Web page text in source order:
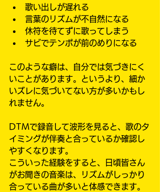
歌い出しが遅れる
言葉のリズムが不自然になる
休符を待てずに歌ってしまう
サビでテンポが前のめりになる
このような癖は、自分では気づきにく
いことがあります。というより、細か
いズレに気づいてない方が多いかもし
れません。
DTMで録音して波形を見ると、歌のタ
イミングが伴奏と合っているか確認し
やすくなります。
こういった経験をすると、日頃皆さん
がお聞きの音楽は、リズムがしっかり
合っている曲が多いと体感できます。